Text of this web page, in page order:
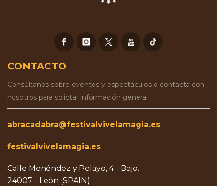
CONTACTO
Consúltanos sobre eventos y espectáculos o contacta con
nosotros para solictar información general
abracadabra@festivalvivelamagia.es
festivalvivelamagia.es
Calle Menéndez y Pelayo, 4 - Bajo.
24007 - León (SPAIN)